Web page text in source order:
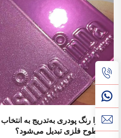
چرا رنگ پودری به‌تدریج به
سطوح فلزی تبدیل می‌شود؟